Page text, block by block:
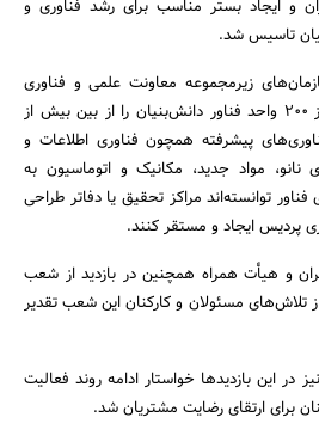
جستجو
و ایجاد بستر مناسب برای رشد فناوری و
تاسیس شد.
زیرمجموعه معاونت علمی و فناوری
ریاست‌جمهوری، تاکنون بیش از 200 واحد فناور دانش‌بنیان را از بین بیش از
پیشرفته همچون فناوری اطلاعات و
نانو، مواد جدید، مکانیک و اتوماسیون به
توانسته‌اند مراکز تحقیق یا دفاتر طراحی
پردیس ایجاد و مستقر کنند.
و هیأت همراه همچنین در بازدید از شعب
تلاش‌های مسئولان و کارکنان این شعب تقدیر
در این بازدیدها خواستار ادامه روند فعالیت
برای ارتقای رضایت مشتریان شد.